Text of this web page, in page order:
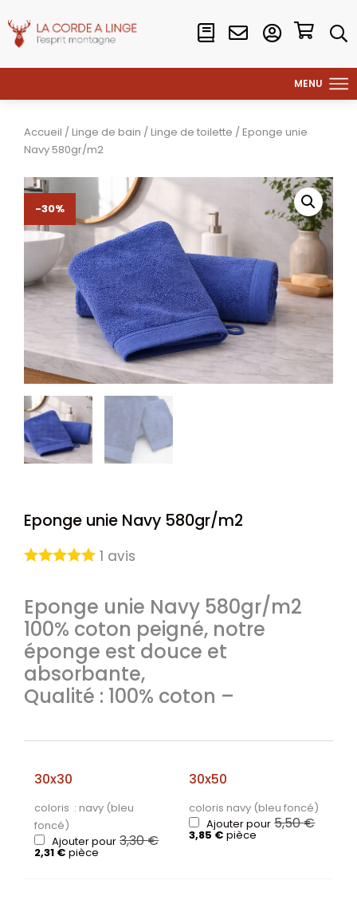
Accueil / Linge de bain / Linge de toilette / Eponge unie
Navy 580gr/m2
-30%
Eponge unie Navy 580gr/m2
1 avis
Eponge unie Navy 580gr/m2
100% coton peigné, notre
éponge est douce et
absorbante,
Qualité : 100% coton –
30x30
coloris : navy (bleu
foncé)
Ajouter pour 3,30€
2,31 € pièce
30x50
coloris navy (bleu foncé)
Ajouter pour 5,50€
3,85 € pièce